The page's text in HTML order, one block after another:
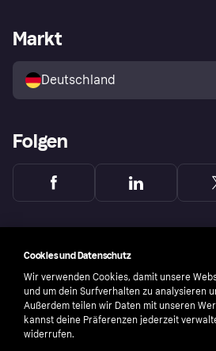
Klarna App
Shops entdecken
Käuferschutzrichtlinie
Dein
Händlerportal
Markt
Deutschland
Folgen
Cookies und Datenschutz
Wir verwenden Cookies, damit unsere
und um dein Surfverhalten zu analysieren
Außerdem teilen wir Daten mit unseren
kannst deine Präferenzen jederzeit
widerrufen.